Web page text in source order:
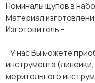
Номиналы щупов в
Материал
Изготовитель
У нас Вы можете
инструмента
мерительного